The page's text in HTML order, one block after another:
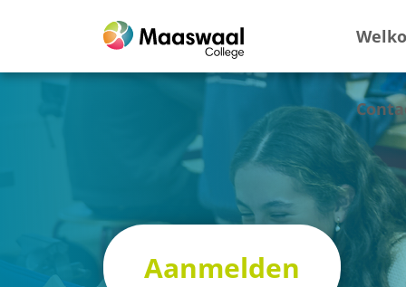
Aanmelden